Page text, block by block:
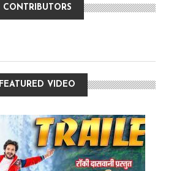
CONTRIBUTORS
FEATURED VIDEO